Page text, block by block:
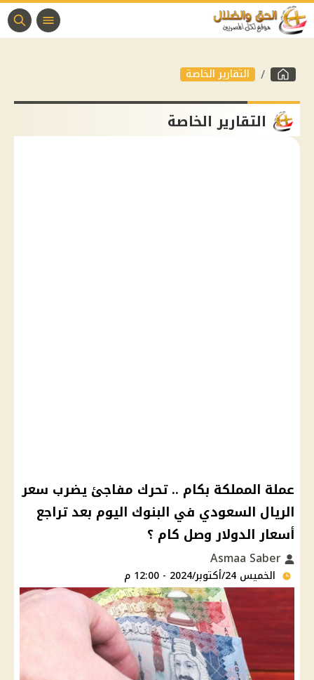
التقارير الخاصة
التقارير الخاصة
عملة المملكة بكام .. تحرك مفاجئ يضرب سعر
الريال السعودي في البنوك اليوم بعد تراجع
أسعار الدولار وصل كام ؟
الخميس 24/أكتوبر/2024 - 12:00 م